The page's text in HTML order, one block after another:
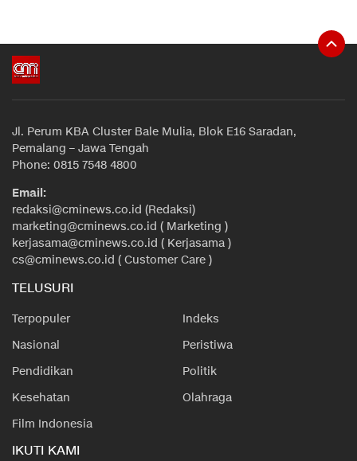
Jl. Perum KBA Cluster Bale Mulia, Blok E16 Saradan,
Pemalang – Jawa Tengah
Phone: 0815 7548 4800
Email:
redaksi@cminews.co.id (Redaksi)
marketing@cminews.co.id ( Marketing )
kerjasama@cminews.co.id ( Kerjasama )
cs@cminews.co.id ( Customer Care )
TELUSURI
Terpopuler
Indeks
Nasional
Peristiwa
Pendidikan
Politik
Kesehatan
Olahraga
Film Indonesia
IKUTI KAMI